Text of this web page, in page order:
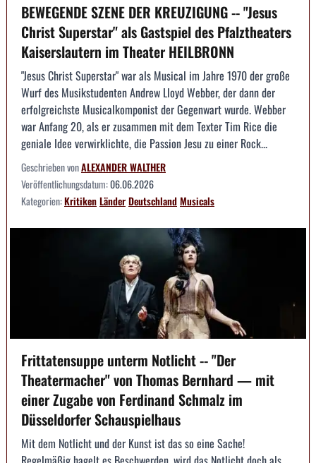
BEWEGENDE SZENE DER KREUZIGUNG -- "Jesus
Christ Superstar" als Gastspiel des Pfalztheaters
Kaiserslautern im Theater HEILBRONN
"Jesus Christ Superstar" war als Musical im Jahre 1970 der große
Wurf des Musikstudenten Andrew Lloyd Webber, der dann der
erfolgreichste Musicalkomponist der Gegenwart wurde. Webber
war Anfang 20, als er zusammen mit dem Texter Tim Rice die
geniale Idee verwirklichte, die Passion Jesu zu einer Rock...
Geschrieben vonALEXANDER WALTHER
Veröffentlichungsdatum:06.06.2026
Kategorien:KritikenLänderDeutschlandMusicals
Frittatensuppe unterm Notlicht -- "Der
Theatermacher" von Thomas Bernhard — mit
einer Zugabe von Ferdinand Schmalz im
Düsseldorfer Schauspielhaus
Mit dem Notlicht und der Kunst ist das so eine Sache!